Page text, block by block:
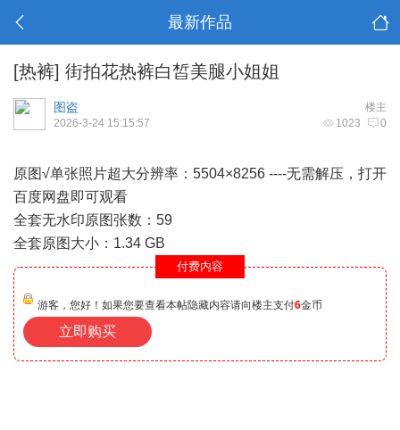
最新作品
[热裤] 街拍花热裤白皙美腿小姐姐
楼主
图盗
1023 0
2026-3-24 15:15:57
原图√单张照片超大分辨率：5504×8256 ----无需解压，打开
百度网盘即可观看
全套无水印原图张数：59
全套原图大小：1.34 GB
付费内容
游客，您好！如果您要查看本帖隐藏内容请向楼主支付6金币
立即购买